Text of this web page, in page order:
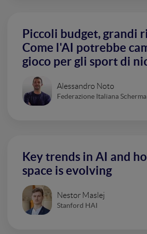
Piccoli budget, grandi
Come l'AI potrebbe
gioco per gli sport di
Alessandro Noto
Federazione Italiana Scherma
Key trends in AI and
space is evolving
Nestor Maslej
Stanford HAI